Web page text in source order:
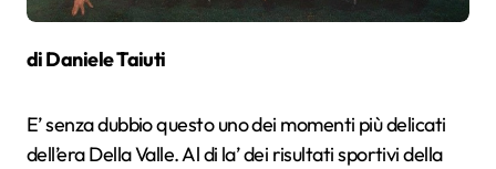
di Daniele Taiuti
E’ senza dubbio questo uno dei momenti più delicati
dell’era Della Valle. Al di la’ dei risultati sportivi della